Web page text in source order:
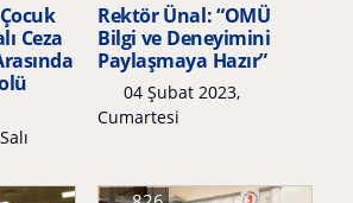
Ceza
Rektör Ünal: “OMÜ
Bilgi ve Deneyimini
Paylaşmaya Hazır”
04 Şubat 2023,
Cumartesi